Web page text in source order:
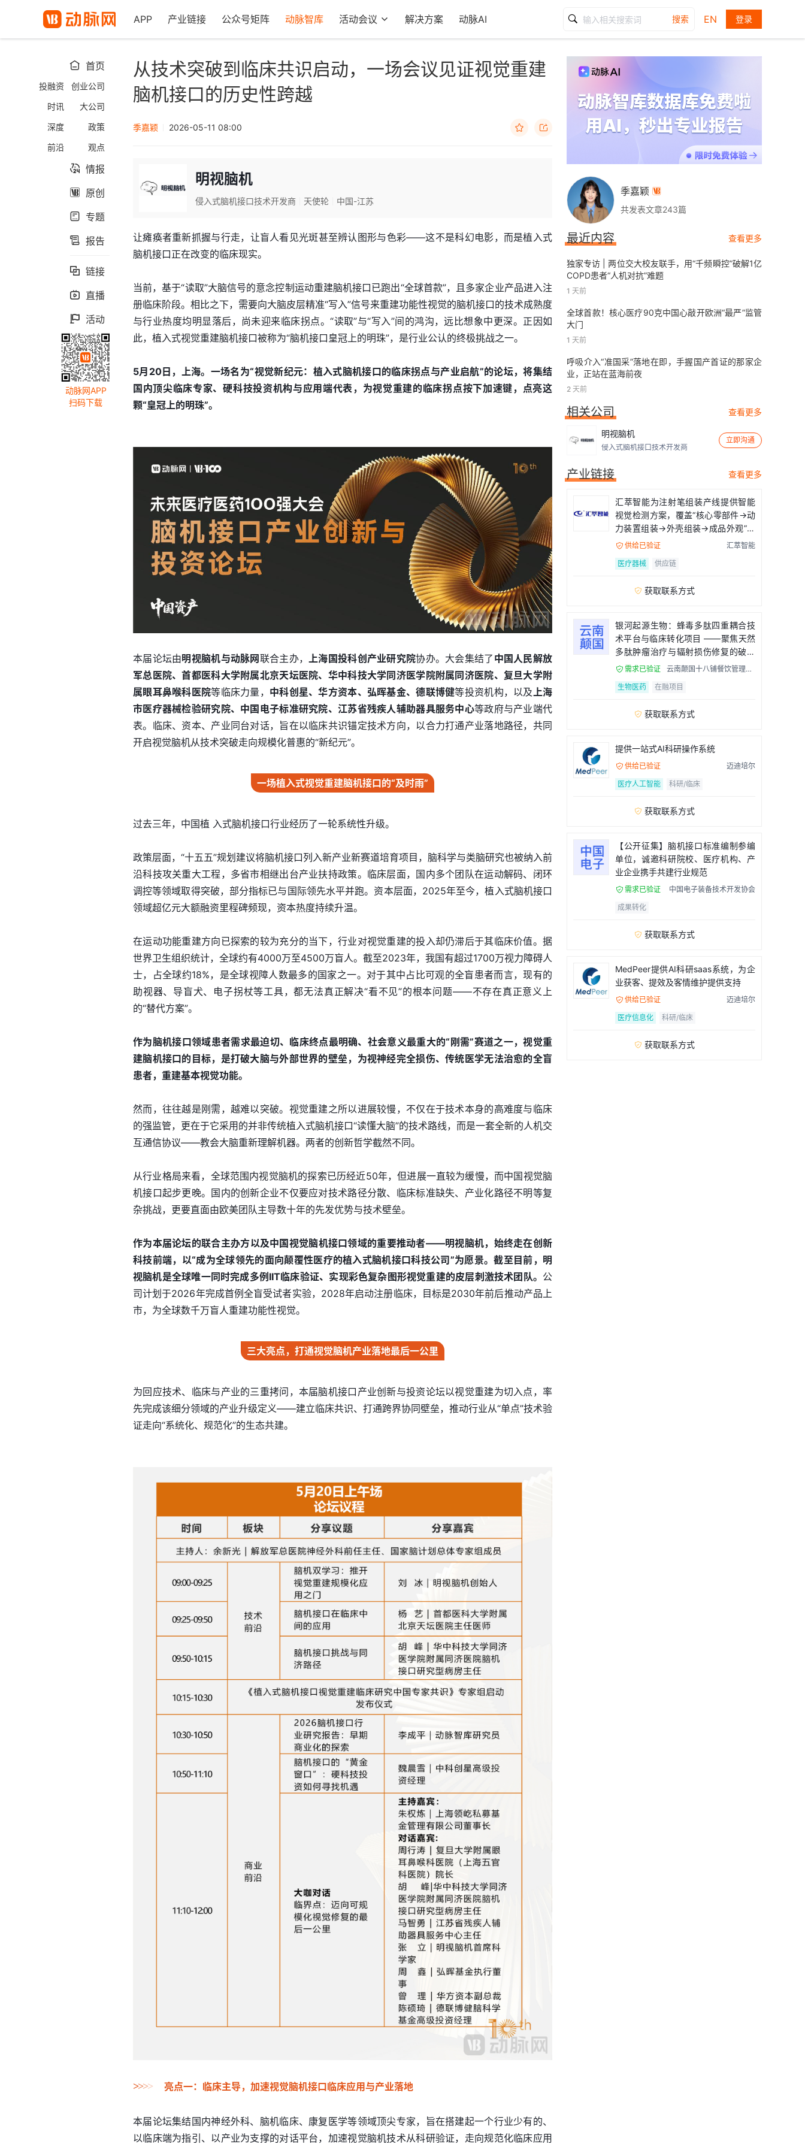
APP 产业链接 公众号矩阵 动脉智库 活动会议 解决方案 动脉AI 搜索 EN 登录
 首页
投融资
创业公司
时讯
大公司
深度
政策
前沿
观点
 情报
 原创
 专题
 报告
 链接
 直播
 活动
动脉网APP
扫码下载
从技术突破到临床共识启动，一场会议见证视觉重建
脑机接口的历史性跨越
季嘉颖 2026-05-11 08:00  
明视脑机
侵入式脑机接口技术开发商 天使轮 中国-江苏
让瘫痪者重新抓握与行走，让盲人看见光斑甚至辨认图形与色彩——这不是科幻电影，而是植入式
脑机接口正在改变的临床现实。
当前，基于“读取”大脑信号的意念控制运动重建脑机接口已跑出“全球首款”，且多家企业产品进入注
册临床阶段。相比之下，需要向大脑皮层精准“写入”信号来重建功能性视觉的脑机接口的技术成熟度
与行业热度均明显落后，尚未迎来临床拐点。“读取”与“写入”间的鸿沟，远比想象中更深。正因如
此，植入式视觉重建脑机接口被称为“脑机接口皇冠上的明珠”，是行业公认的终极挑战之一。
5月20日，上海。一场名为“视觉新纪元：植入式脑机接口的临床拐点与产业启航”的论坛，将集结
国内顶尖临床专家、硬科技投资机构与应用端代表，为视觉重建的临床拐点按下加速键，点亮这
颗“皇冠上的明珠”。
本届论坛由明视脑机与动脉网 联合主办，上海国投科创产业研究院协办。大会集结了 中国人民解放
军总医院、首都医科大学附属北京天坛医院、华中科技大学同济医学院附属同济医院、复旦大学附
属眼耳鼻喉科医院等临床力量， 中科创星、华方资本、弘晖基金、德联博健等投资机构，以及上海
市医疗器械检验研究院、中国电子标准研究院、江苏省残疾人辅助器具服务中心等政府与产业端代
表。临床、资本、产业同台对话，旨在以临床共识锚定技术方向，以合力打通产业落地路径，共同
开启视觉脑机从技术突破走向规模化普惠的“新纪元”。
一场植入式视觉重建脑机接口的“及时雨”
过去三年，中国植 入式脑机接口行业经历了一轮系统性升级。
政策层面，“十五五”规划建议将脑机接口列入新产业新赛道培育项目，脑科学与类脑研究也被纳入前
沿科技攻关重大工程，多省市相继出台产业扶持政策。临床层面，国内多个团队在运动解码、闭环
调控等领域取得突破，部分指标已与国际领先水平并跑。资本层面，2025年至今，植入式脑机接口
领域超亿元大额融资里程碑频现，资本热度持续升温。
在运动功能重建方向已探索的较为充分的当下，行业对视觉重建的投入却仍滞后于其临床价值。据
世界卫生组织统计，全球约有4000万至4500万盲人。截至2023年，我国有超过1700万视力障碍人
士，占全球约18%，是全球视障人数最多的国家之一。对于其中占比可观的全盲患者而言，现有的
助视器、导盲犬、电子拐杖等工具，都无法真正解决“看不见”的根本问题——不存在真正意义上
的“替代方案”。
作为脑机接口领域患者需求最迫切、临床终点最明确、社会意义最重大的“刚需”赛道之一，视觉重
建脑机接口的目标，是打破大脑与外部世界的壁垒，为视神经完全损伤、传统医学无法治愈的全盲
患者，重建基本视觉功能。
然而，往往越是刚需，越难以突破。视觉重建之所以进展较慢，不仅在于技术本身的高难度与临床
的强监管，更在于它采用的并非传统植入式脑机接口“读懂大脑”的技术路线，而是一套全新的人机交
互通信协议——教会大脑重新理解机器。两者的创新哲学截然不同。
从行业格局来看，全球范围内视觉脑机的探索已历经近50年，但进展一直较为缓慢，而中国视觉脑
机接口起步更晚。国内的创新企业不仅要应对技术路径分散、临床标准缺失、产业化路径不明等复
杂挑战，更要直面由欧美团队主导数十年的先发优势与技术壁垒。
作为本届论坛的联合主办方以及中国视觉脑机接口领域的重要推动者——明视脑机，始终走在创新
科技前端，以“成为全球领先的面向颠覆性医疗的植入式脑机接口科技公司”为愿景。截至目前，明
视脑机是全球唯一同时完成多例IIT临床验证、实现彩色复杂图形视觉重建的皮层刺激技术团队。 公
司计划于2026年完成首例全盲受试者实验，2028年启动注册临床，目标是2030年前后推动产品上
市，为全球数千万盲人重建功能性视觉。
三大亮点，打通视觉脑机产业落地最后一公里
为回应技术、临床与产业的三重拷问，本届脑机接口产业创新与投资论坛以视觉重建为切入点，率
先完成该细分领域的产业升级定义——建立临床共识、打通跨界协同壁垒，推动行业从“单点”技术验
证走向“系统化、规范化”的生态共建。
>>>> 亮点一：临床主导，加速视觉脑机接口临床应用与产业落地
本届论坛集结国内神经外科、脑机临床、康复医学等领域顶尖专家，旨在搭建起一个行业少有的、
以临床端为指引、以产业为支撑的对话平台，加速视觉脑机技术从科研验证，走向规范化临床应用
季嘉颖 
共发表文章243篇
最近内容 查看更多
独家专访 | 两位交大校友联手，用“千频瞬控”破解1亿
COPD患者“人机对抗”难题
1 天前
全球首款！核心医疗90克中国心敲开欧洲“最严”监管
大门
1 天前
呼吸介入“准国采”落地在即，手握国产首证的那家企
业，正站在蓝海前夜
2 天前
相关公司 查看更多
明视脑机
侵入式脑机接口技术开发商
立即沟通
产业链接 查看更多
汇萃智能为注射笔组装产线提供智能
视觉检测方案，覆盖“核心零部件→动
力装置组装→外壳组装→成品外观”全
流程
 供给已验证
汇萃智能
医疗器械
供应链
 获取联系方式
银河起源生物：蜂毒多肽四重耦合技
术平台与临床转化项目 ——聚焦天然
多肽肿瘤治疗与辐射损伤修复的破局
者
 需求已验证
云南颠国十八铺餐饮管理有
生物医药
在融项目
 获取联系方式
提供一站式AI科研操作系统
 供给已验证
迈迪培尔
医疗人工智能
科研/临床
 获取联系方式
【公开征集】脑机接口标准编制参编
单位，诚邀科研院校、医疗机构、产
业企业携手共建行业规范
 需求已验证
中国电子装备技术开发协会
成果转化
 获取联系方式
MedPeer提供AI科研saas系统，为企
业获客、提效及客情维护提供支持
 供给已验证
迈迪培尔
医疗信息化
科研/临床
 获取联系方式